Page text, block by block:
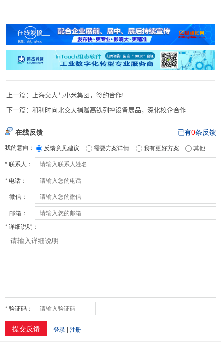
上一篇：
上海交大与小米集团，签约合作!
下一篇：和利时向北交大捐赠高铁列控设备展品，深化校企合作